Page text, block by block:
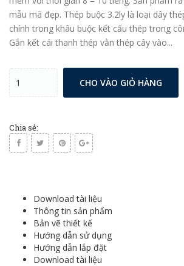
mẫu mã đẹp. Thép buộc 3.2ly là loại dây
chính trong khâu buộc kết cấu thép trong
Gắn kết cái thanh thép vằn thép cây vào...
CHO VÀO GIỎ HÀNG
Chia sẻ:
Download tài liệu
Thông tin sản phẩm
Bản vẽ thiết kế
Hướng dẫn sử dụng
Hướng dẫn lắp đặt
Download tài liệu